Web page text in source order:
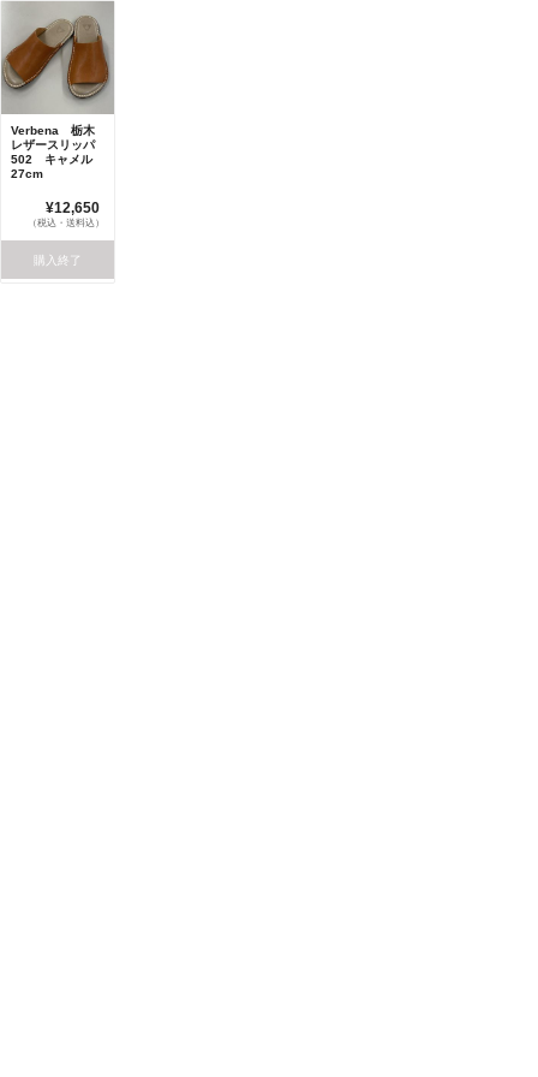
Verbena 栃木
レザースリッパ
502 キャメル
27cm
¥12,650
（税込・送料込）
購入終了